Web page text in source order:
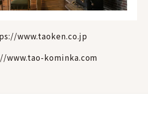
www.taoken.co.jp
www.tao-kominka.com